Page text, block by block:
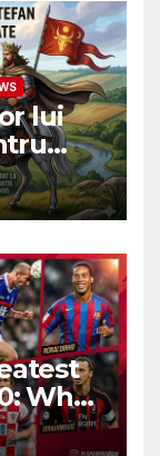
lui
Who